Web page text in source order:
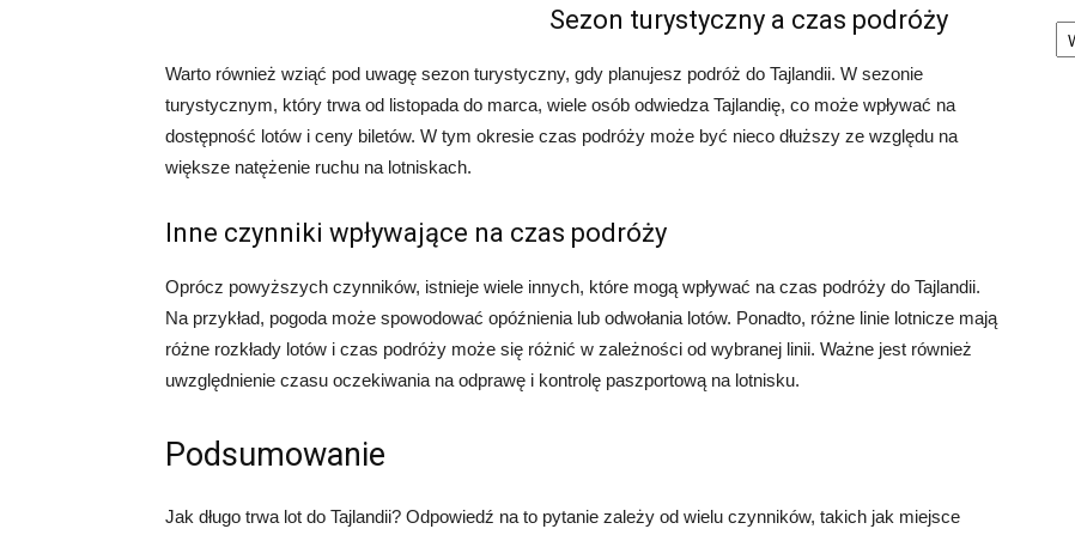
Sezon turystyczny a czas podróży
Warto również wziąć pod uwagę sezon turystyczny, gdy planujesz podróż do Tajlandii. W sezonie
turystycznym, który trwa od listopada do marca, wiele osób odwiedza Tajlandię, co może wpływać na
dostępność lotów i ceny biletów. W tym okresie czas podróży może być nieco dłuższy ze względu na
większe natężenie ruchu na lotniskach.
Inne czynniki wpływające na czas podróży
Oprócz powyższych czynników, istnieje wiele innych, które mogą wpływać na czas podróży do Tajlandii.
Na przykład, pogoda może spowodować opóźnienia lub odwołania lotów. Ponadto, różne linie lotnicze mają
różne rozkłady lotów i czas podróży może się różnić w zależności od wybranej linii. Ważne jest również
uwzględnienie czasu oczekiwania na odprawę i kontrolę paszportową na lotnisku.
Podsumowanie
Jak długo trwa lot do Tajlandii? Odpowiedź na to pytanie zależy od wielu czynników, takich jak miejsce